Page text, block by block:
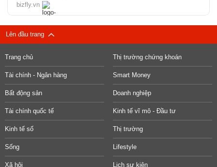
bizfly.vn
Lên đầu trang
Trang chủ Thị trường chứng khoán
Tài chính - Ngân hàng Smart Money
Bất động sản Doanh nghiệp
Tài chính quốc tế Kinh tế vĩ mô - Đầu tư
Kinh tế số Thị trường
Sống Lifestyle
Xã hội Lịch sự kiện